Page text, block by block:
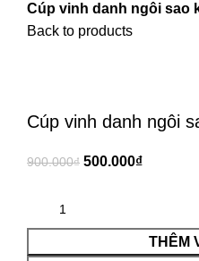
Cúp vinh danh ngôi sao
Back to products
Cúp vinh danh ngôi
900.000₫ 500.000₫
THÊM